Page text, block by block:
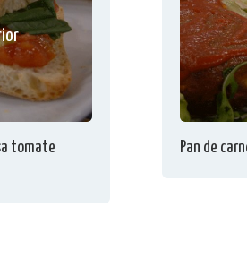
tomate
Pan de